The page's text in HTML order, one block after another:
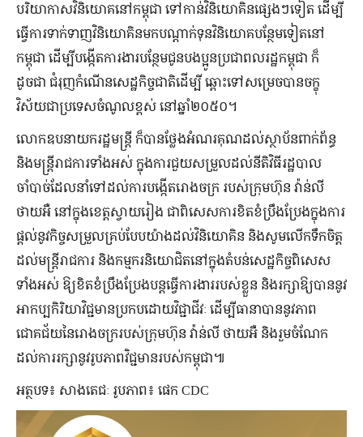
បរិយាកាសវិនិយោគនៅកម្ពុជា ទៅកាន់វិនិយោគិនផ្សេងៗទៀត ដើម្បី
ធ្វើការទាក់ទាញវិនិយោគិនមកបណ្តាក់ទុនវិនិយោគបន្ថែមទៀតនៅ
កម្ពុជា ដើម្បីបង្កើតការងារបន្ថែមជូនបងប្អូនប្រជាពលរដ្ឋកម្ពុជា ក៏
ដូចជា ជំរុញកំណើនសេដ្ឋកិច្ចជាតិដើម្បី ឆ្ពោះទៅសម្រេចបានចក្ខុ
វិស័យជាប្រទេសចំណូលខ្ពស់ នៅឆ្នាំ២០៥០។
លោកឧបនាយករដ្ឋមន្ត្រី ក៏បានថ្លែងអំណរគុណដល់ស្ថាប័នពាក់ព័ន្ធ
និងមន្ត្រីរាជការទាំងអស់ ក្នុងការជួយសម្រួលដល់នីតិវិធីរដ្ឋបាល
ចាំបាច់ដែលនាំទៅដល់ការបង្កើតរោងចក្រ របស់ក្រុមហ៊ុន វ៉ាន់លី
ថាយអឺ នៅក្នុងខេត្តស្វាយរៀង ជាពិសេសការខិតខំប្រឹងប្រែងក្នុងការ
ផ្តល់នូវកិច្ចសម្រួលគ្រប់បែបយ៉ាងដល់វិនិយោគិន និងសូមលើកទឹកចិត្ត
ដល់មន្ត្រីរាជការ និងកម្មករនិយោជិតនៅក្នុងតំបន់សេដ្ឋកិច្ចពិសេស
ទាំងអស់ ឱ្យខិតខំប្រឹងប្រែងបន្តធ្វើការងាររបស់ខ្លួន និងរក្សាឱ្យបាននូវ
អាកប្បកិរិយាវិជ្ជមានប្រកបដោយវិជ្ជាជីវៈ ដើម្បីធានាបាននូវភាព
ជោគជ័យនៃរោងចក្ររបស់ក្រុមហ៊ុន វ៉ាន់លី ថាយអឺ និងរួមចំណែក
ដល់ការរក្សានូវរូបភាពវិជ្ជមានរបស់កម្ពុជា៕
អត្ថបទ៖ សាងតេជៈ រូបភាព៖ ផេក CDC